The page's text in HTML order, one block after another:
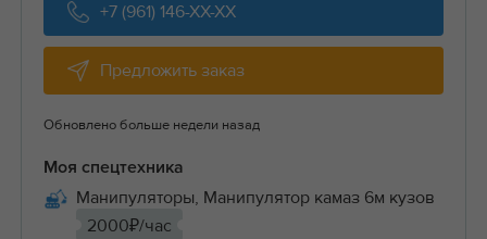
+7 (961) 146-XX-XX
Предложить заказ
Обновлено больше недели назад
Моя спецтехника
Манипуляторы, Манипулятор камаз 6м кузов
2000₽/час